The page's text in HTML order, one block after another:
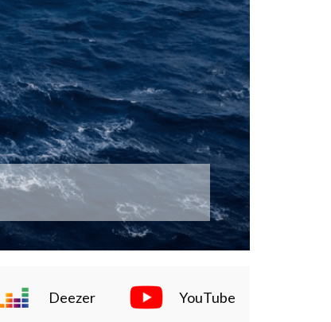
Deezer YouTube